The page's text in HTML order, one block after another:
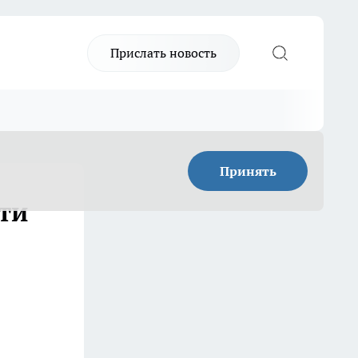
Прислать новость
Принять